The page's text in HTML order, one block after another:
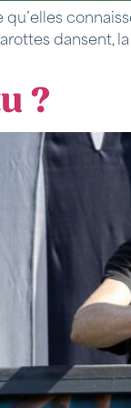
qu’elles
dansent,
?